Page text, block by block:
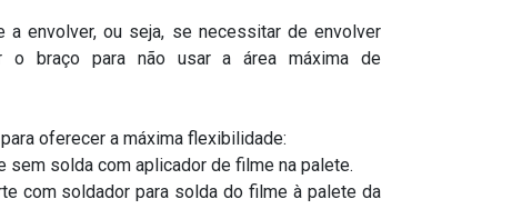
envolver, ou seja, se necessitar de envolver
o braço para não usar a área máxima de
oferecer a máxima flexibilidade:
sem solda com aplicador de filme na palete.
com soldador para solda do filme à palete da